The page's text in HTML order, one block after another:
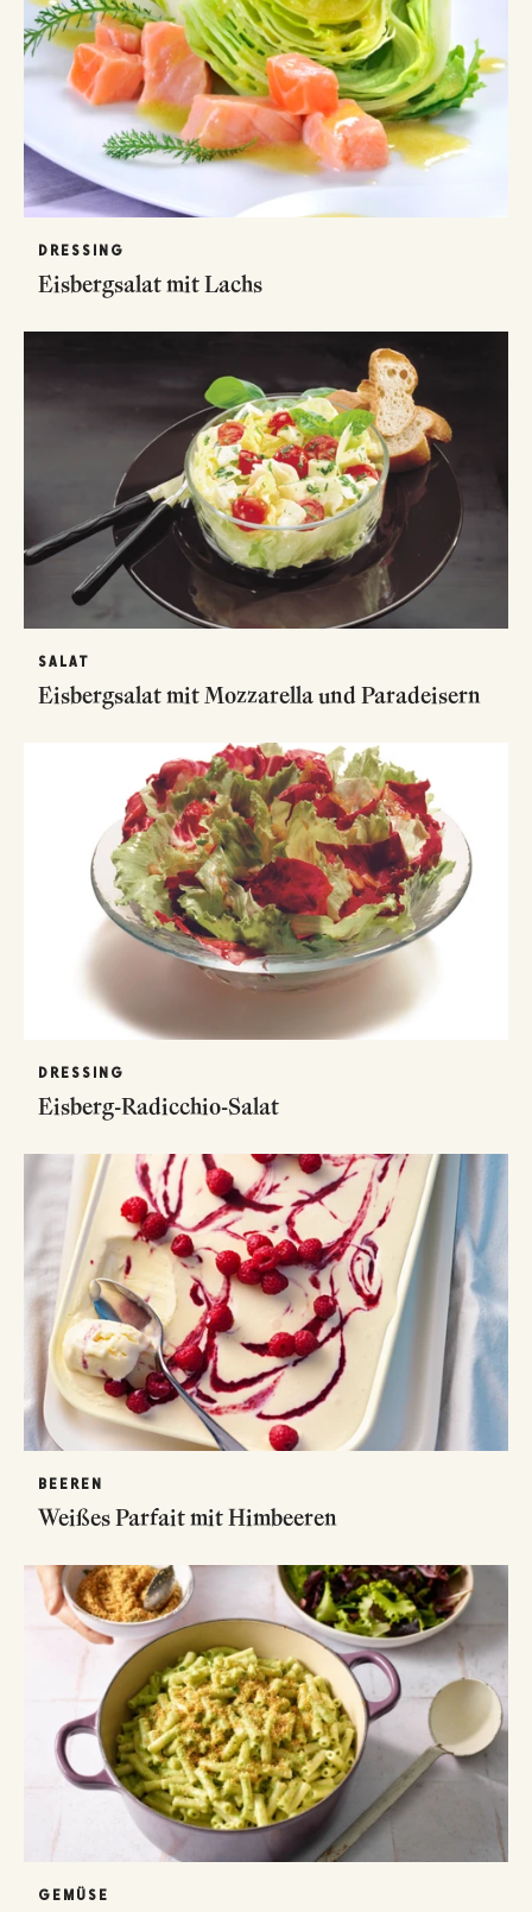
DRESSING
Eisbergsalat mit Lachs
SALAT
Eisbergsalat mit Mozzarella und Paradeisern
DRESSING
Eisberg-Radicchio-Salat
BEEREN
Weißes Parfait mit Himbeeren
GEMÜSE